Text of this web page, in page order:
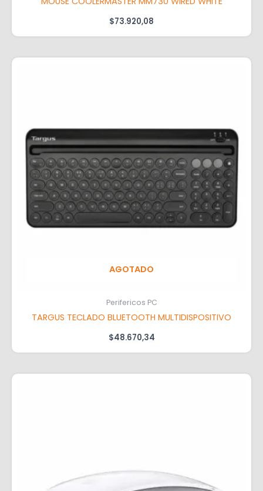
$73.920,08
AGOTADO
Perifericos PC
TARGUS TECLADO BLUETOOTH MULTIDISPOSITIVO
$48.670,34